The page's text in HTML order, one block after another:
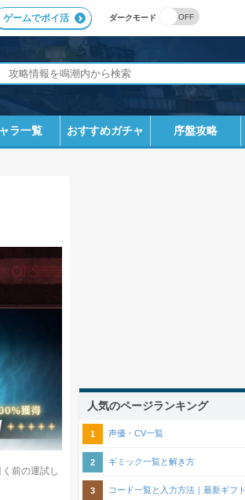
ダークモード
ゲームでポイ活
ラ一覧 おすすめガチャ 序盤攻略
前の運試し
人気のページランキング
声優・CV一覧
ギミック一覧と解き方
コード一覧と入力方法｜最新ギフ